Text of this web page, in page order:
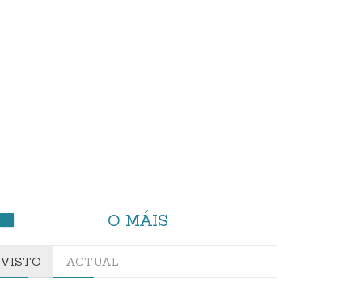
O MÁIS
VISTO ACTUAL